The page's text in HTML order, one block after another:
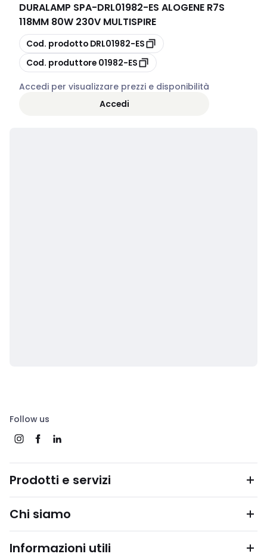
DURALAMP SPA-DRL01982-ES ALOGENE R7S
118MM 80W 230V MULTISPIRE
copia
Cod. prodotto DRL01982-ES
copia
Cod. produttore 01982-ES
Accedi per visualizzare prezzi e disponibilità
Accedi
Follow us
Prodotti e servizi
Chi siamo
Informazioni utili